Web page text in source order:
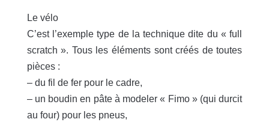
Le vélo
C’est l’exemple type de la technique dite du « full
scratch ». Tous les éléments sont créés de toutes
pièces :
– du fil de fer pour le cadre,
– un boudin en pâte à modeler « Fimo » (qui durcit
au four) pour les pneus,